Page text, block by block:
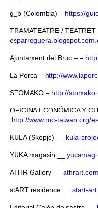
g_b (Colombia) – https://
TRAMATEATRE / TEATRET
Ajuntament del Bruc – –
La Porca – http://
STOMAKO – http://
OFICINA ECONÓMICA Y
http://www.roc-taiwan.org/
KULA (Skopje) __ kula-
YUKA magasin __
ATHR Gallery __ athrart.com
stART residence __ start-